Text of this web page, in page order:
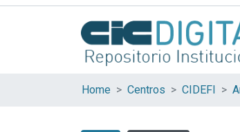
Home Centros CIDEFI